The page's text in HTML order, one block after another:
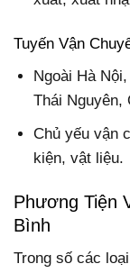
Tuyến Vận
Ngoài Hà
Thái
Chủ yếu vận
kiện, vật liệu.
Phương Tiện
Bình
Trong số các